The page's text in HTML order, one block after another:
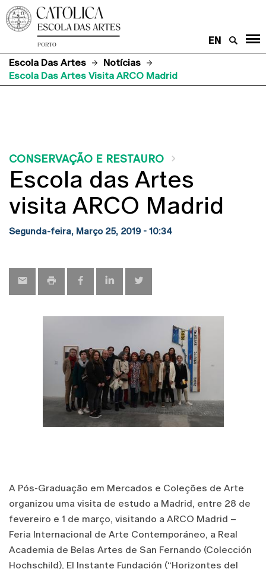
EN
Escola Das Artes
Notícias
Escola Das Artes Visita ARCO Madrid
CONSERVAÇÃO E RESTAURO
Escola das Artes
visita ARCO Madrid
Segunda-feira, Março 25, 2019 - 10:34
A Pós-Graduação em Mercados e Coleções de Arte
organizou uma visita de estudo a Madrid, entre 28 de
fevereiro e 1 de março, visitando a ARCO Madrid –
Feria Internacional de Arte Contemporáneo, a Real
Academia de Belas Artes de San Fernando (Colección
Hochschild), El Instante Fundación (“Horizontes del